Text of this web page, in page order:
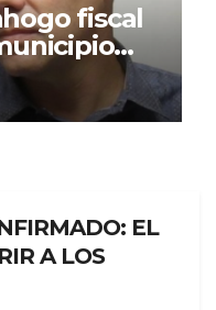
fiscal
de
EL
A LOS